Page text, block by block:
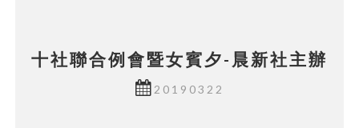
十社聯合例會暨女賓夕-晨新社主辦
20190322